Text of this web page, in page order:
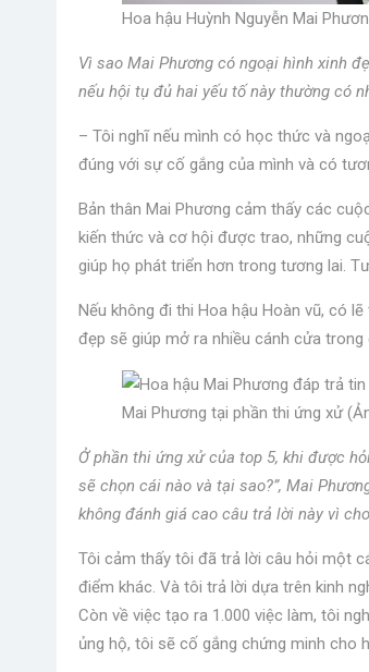
Hoa hậu Huỳnh Nguyễn Mai
Vì sao Mai Phương có ngoại hình xinh
nếu hội tụ đủ hai yếu tố này thường có
– Tôi nghĩ nếu mình có học thức và
đúng với sự cố gắng của mình và có
Bản thân Mai Phương cảm thấy các
kiến ​​thức và cơ hội được trao, những
giúp họ phát triển hơn trong tương lai.
Nếu không đi thi Hoa hậu Hoàn vũ, có
đẹp sẽ giúp mở ra nhiều cánh cửa trong
Mai Phương tại phần thi ứng xử
Ở phần thi ứng xử của top 5, khi được
sẽ chọn cái nào và tại sao?”, Mai
không đánh giá cao câu trả lời này vì
Tôi cảm thấy tôi đã trả lời câu hỏi một
điểm khác. Và tôi trả lời dựa trên kinh
Còn về việc tạo ra 1.000 việc làm, tôi
ủng hộ, tôi sẽ cố gắng chứng minh cho